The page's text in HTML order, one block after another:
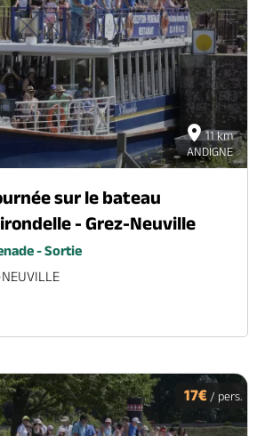
11 km
ANDIGNE
sur le bateau
- Grez-Neuville
- Sortie
17€ / pers.